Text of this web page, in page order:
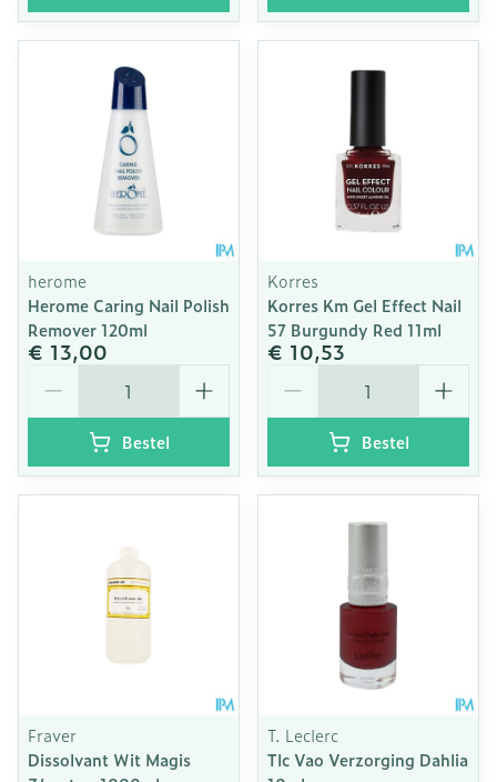
herome
Herome Caring Nail Polish
Remover 120ml
€ 13,00
Bestel
Korres
Korres Km Gel Effect Nail
57 Burgundy Red 11ml
€ 10,53
Bestel
Fraver
Dissolvant Wit Magis
T. Leclerc
Tlc Vao Verzorging Dahlia